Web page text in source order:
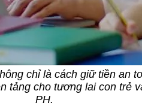
chỉ là cách giữ tiền an
tảng cho tương lai con trẻ
PH.